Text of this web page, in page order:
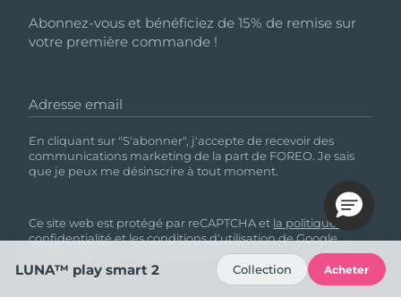
Abonnez-vous et bénéficiez de 15% de remise sur
votre première commande !
Adresse email
En cliquant sur "S'abonner", j'accepte de recevoir des
communications marketing de la part de FOREO. Je sais
que je peux me désinscrire à tout moment.
Ce site web est protégé par reCAPTCHA et la politique de
confidentialitéetles conditions d'utilisationde Google
LUNA™ play smart 2 Collection Acheter